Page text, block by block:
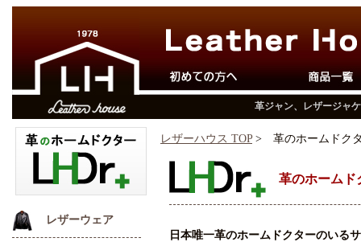
革ジャン、レザージャ
レザーウェア
レザーハウス TOP> 革のホームドク
革のホームド
日本唯一革のホームドクターのいる